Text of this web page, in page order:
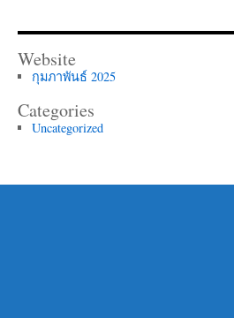
Website
กุมภาพันธ์ 2025
Categories
Uncategorized